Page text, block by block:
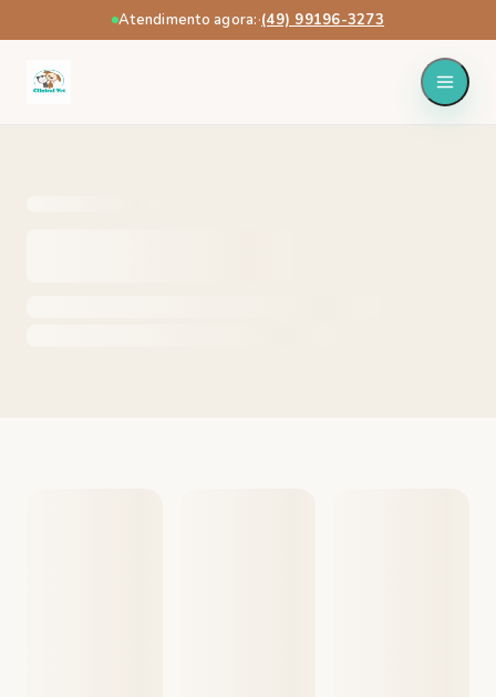
Atendimento agora:·(49) 99196-3273